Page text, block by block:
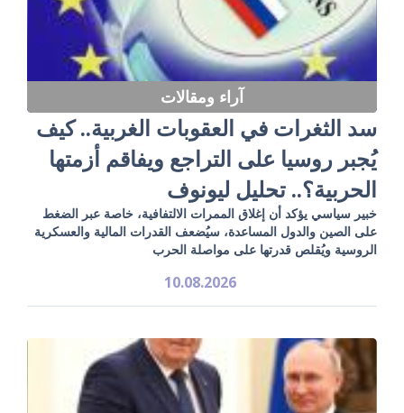
آراء ومقالات
سد الثغرات في العقوبات الغربية.. كيف
يُجبر روسيا على التراجع ويفاقم أزمتها
الحربية؟.. تحليل ليونوف
خبير سياسي يؤكد أن إغلاق الممرات الالتفافية، خاصة عبر الضغط
على الصين والدول المساعدة، سيُضعف القدرات المالية والعسكرية
الروسية ويُقلص قدرتها على مواصلة الحرب
10.08.2026